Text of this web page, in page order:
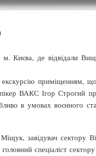
Києва, де відвідали
приміщенням,
ВАКС Ігор Строгий
в умовах воєнного
завідувач сектору
спеціаліст